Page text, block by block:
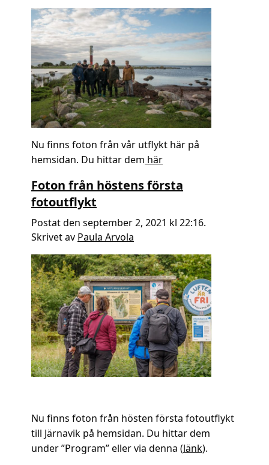
Nu finns foton från vår utflykt här på
hemsidan. Du hittar dem här
Foton från höstens första
fotoutflykt
Postat den september 2, 2021 kl 22:16.
Skrivet av Paula Arvola
Nu finns foton från hösten första fotoutflykt
till Järnavik på hemsidan. Du hittar dem
under ”Program” eller via denna (länk).